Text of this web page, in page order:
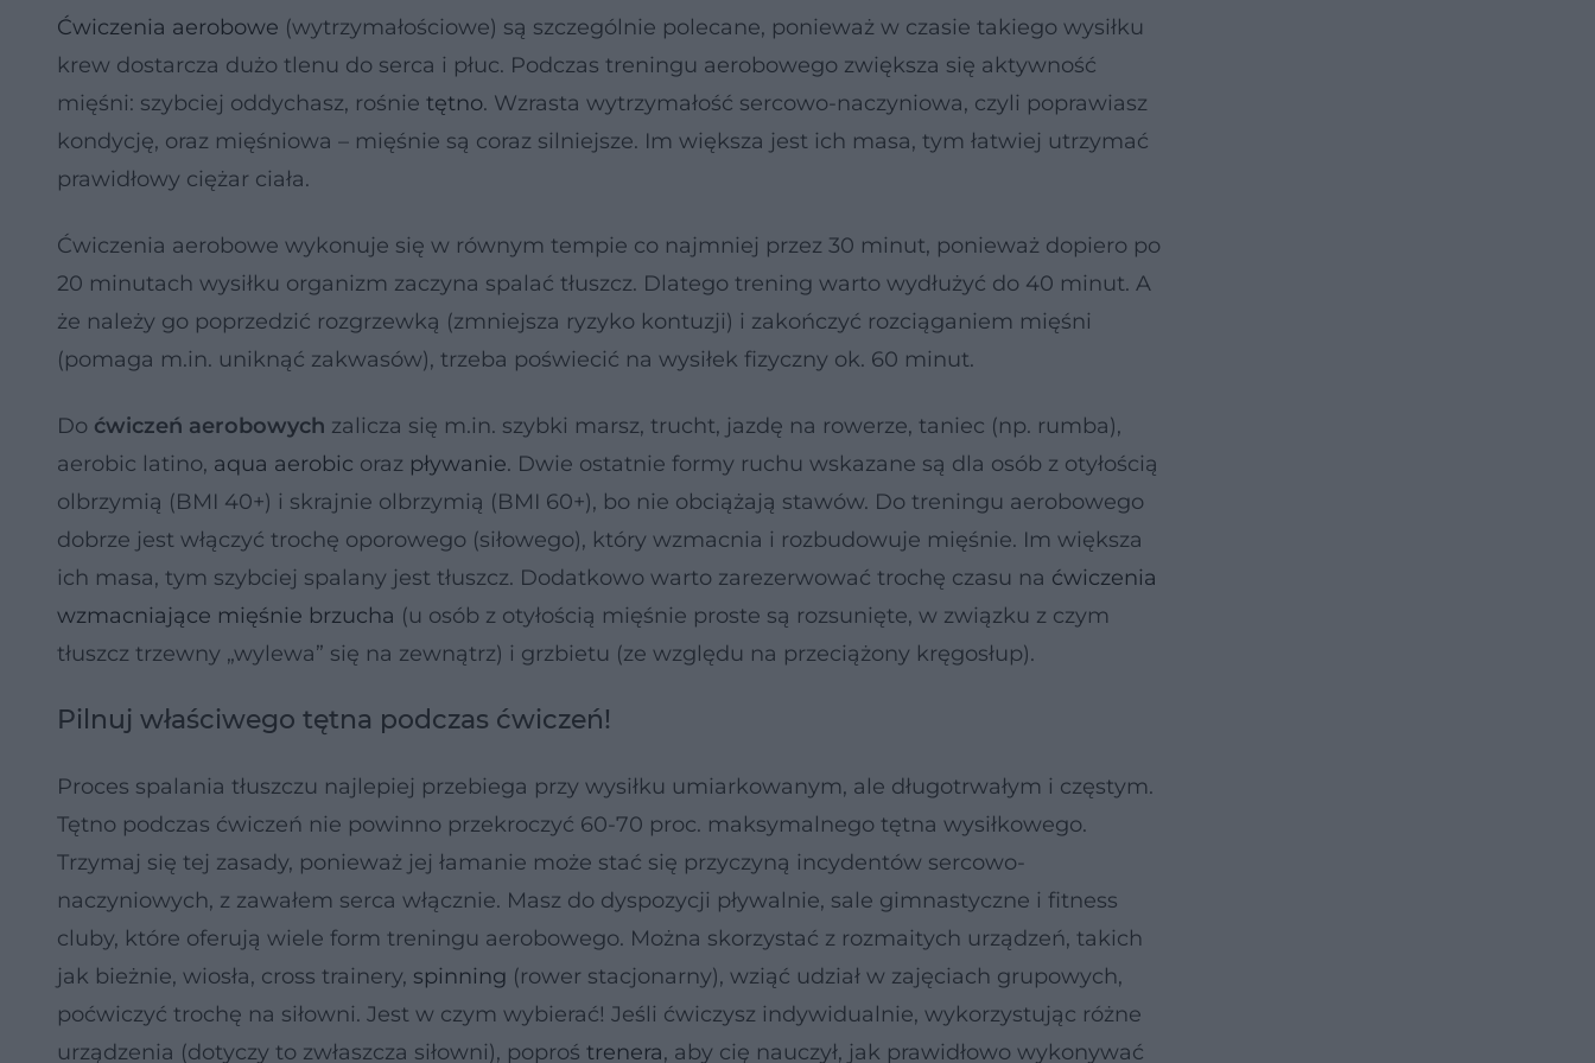
Ćwiczenia aerobowe (wytrzymałościowe) są szczególnie polecane, ponieważ w czasie takiego wysiłku
krew dostarcza dużo tlenu do serca i płuc. Podczas treningu aerobowego zwiększa się aktywność
mięśni: szybciej oddychasz, rośnie tętno. Wzrasta wytrzymałość sercowo-naczyniowa, czyli poprawiasz
kondycję, oraz mięśniowa – mięśnie są coraz silniejsze. Im większa jest ich masa, tym łatwiej utrzymać
prawidłowy ciężar ciała.
Ćwiczenia aerobowe wykonuje się w równym tempie co najmniej przez 30 minut, ponieważ dopiero po
20 minutach wysiłku organizm zaczyna spalać tłuszcz. Dlatego trening warto wydłużyć do 40 minut. A
że należy go poprzedzić rozgrzewką (zmniejsza ryzyko kontuzji) i zakończyć rozciąganiem mięśni
(pomaga m.in. uniknąć zakwasów), trzeba poświecić na wysiłek fizyczny ok. 60 minut.
Do ćwiczeń aerobowych zalicza się m.in. szybki marsz, trucht, jazdę na rowerze, taniec (np. rumba),
aerobic latino, aqua aerobic oraz pływanie. Dwie ostatnie formy ruchu wskazane są dla osób z otyłością
olbrzymią (BMI 40+) i skrajnie olbrzymią (BMI 60+), bo nie obciążają stawów. Do treningu aerobowego
dobrze jest włączyć trochę oporowego (siłowego), który wzmacnia i rozbudowuje mięśnie. Im większa
ich masa, tym szybciej spalany jest tłuszcz. Dodatkowo warto zarezerwować trochę czasu na ćwiczenia
wzmacniające mięśnie brzucha (u osób z otyłością mięśnie proste są rozsunięte, w związku z czym
tłuszcz trzewny „wylewa” się na zewnątrz) i grzbietu (ze względu na przeciążony kręgosłup).
Pilnuj właściwego tętna podczas ćwiczeń!
Proces spalania tłuszczu najlepiej przebiega przy wysiłku umiarkowanym, ale długotrwałym i częstym.
Tętno podczas ćwiczeń nie powinno przekroczyć 60-70 proc. maksymalnego tętna wysiłkowego.
Trzymaj się tej zasady, ponieważ jej łamanie może stać się przyczyną incydentów sercowo-
naczyniowych, z zawałem serca włącznie. Masz do dyspozycji pływalnie, sale gimnastyczne i fitness
cluby, które oferują wiele form treningu aerobowego. Można skorzystać z rozmaitych urządzeń, takich
jak bieżnie, wiosła, cross trainery, spinning (rower stacjonarny), wziąć udział w zajęciach grupowych,
poćwiczyć trochę na siłowni. Jest w czym wybierać! Jeśli ćwiczysz indywidualnie, wykorzystując różne
urządzenia (dotyczy to zwłaszcza siłowni), poproś trenera, aby cię nauczył, jak prawidłowo wykonywać